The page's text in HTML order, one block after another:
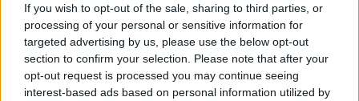
If you wish to opt-out of the sale, sharing to third parties, or
processing of your personal or sensitive information for
targeted advertising by us, please use the below opt-out
section to confirm your selection. Please note that after your
opt-out request is processed you may continue seeing
interest-based ads based on personal information utilized by